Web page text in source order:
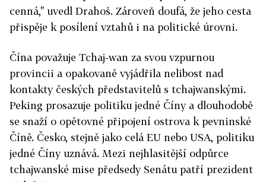
cenná," uvedl Drahoš. Zároveň doufá, že jeho cesta
přispěje k posílení vztahů i na politické úrovni.
Čína považuje Tchaj-wan za svou vzpurnou
provincii a opakovaně vyjádřila nelibost nad
kontakty českých představitelů s tchajwanskými.
Peking prosazuje politiku jedné Číny a dlouhodobě
se snaží o opětovné připojení ostrova k pevninské
Číně. Česko, stejně jako celá EU nebo USA, politiku
jedné Číny uznává. Mezi nejhlasitější odpůrce
tchajwanské mise předsedy Senátu patří prezident